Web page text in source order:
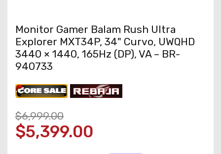
Monitor Gamer Balam Rush Ultra
Explorer MXT34P, 34" Curvo, UWQHD
3440 × 1440, 165Hz (DP), VA – BR-
940733
$6,999.00
$5,399.00